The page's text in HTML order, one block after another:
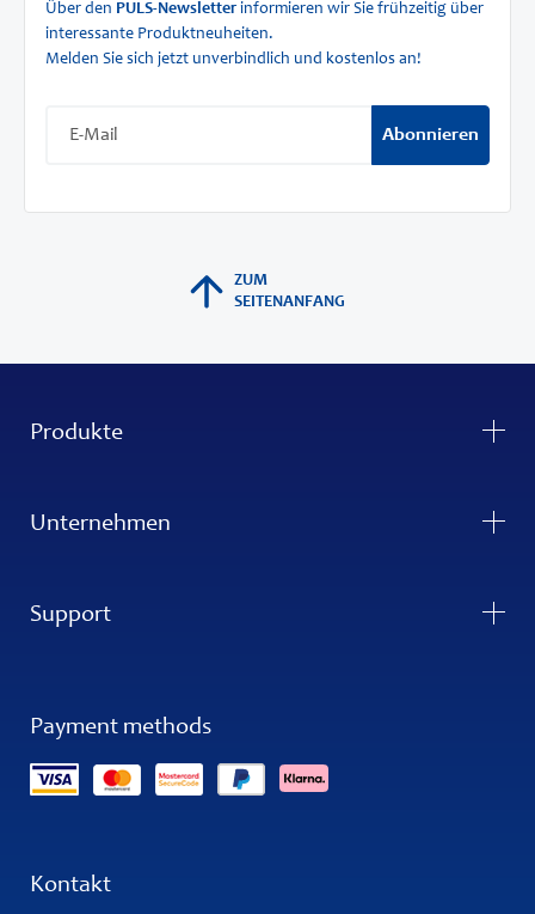
Über den PULS-Newsletter informieren wir Sie frühzeitig über
interessante Produktneuheiten.
Melden Sie sich jetzt unverbindlich und kostenlos an!
Abonnieren
ZUM
SEITENANFANG
Produkte
Unternehmen
Support
Payment methods
Kontakt